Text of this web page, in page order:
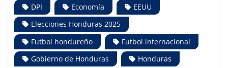
DPI
Economía
EEUU
Elecciones Honduras 2025
Futbol hondureño
Futbol internacional
Gobierno de Honduras
Honduras